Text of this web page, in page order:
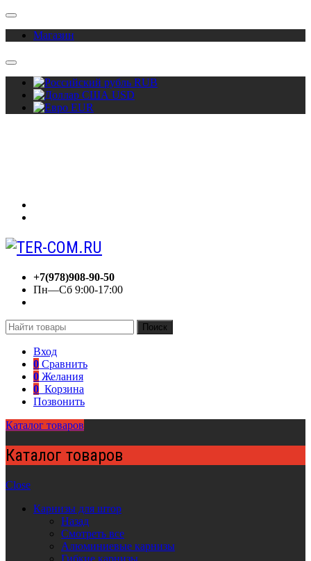
Магазин
RUB
USD
EUR
+7(978)908-90-50
Пн—Сб 9:00-17:00
Поиск
Вход
0 Сравнить
0 Желания
0 Корзина
Позвонить
Каталог товаров
Каталог товаров
Close
Карнизы для штор
Назад
Смотреть все
Алюминиевые карнизы
Гибкие карнизы